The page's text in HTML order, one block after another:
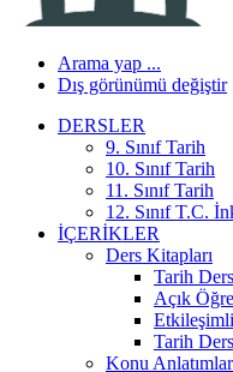
Arama yap ...
Dış görünümü değiştir
DERSLER
9. Sınıf Tarih
10. Sınıf Tarih
11. Sınıf Tarih
12. Sınıf T.C.
İÇERIKLER
Ders Kitapları
Tarih
Açık
Tarih
Konu